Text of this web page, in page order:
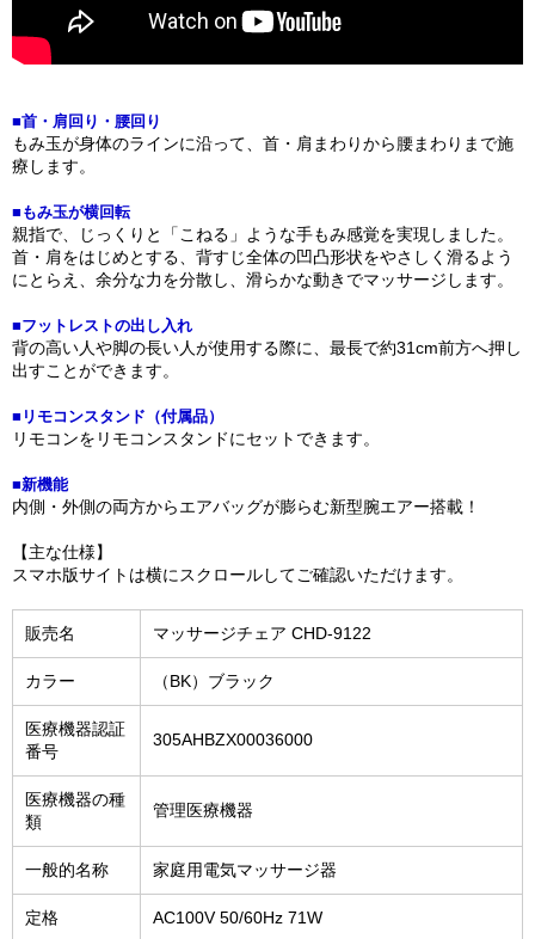
■首・肩回り・腰回り
もみ玉が身体のラインに沿って、首・肩まわりから腰まわりまで施
療します。
■もみ玉が横回転
親指で、じっくりと「こねる」ような手もみ感覚を実現しました。
首・肩をはじめとする、背すじ全体の凹凸形状をやさしく滑るよう
にとらえ、余分な力を分散し、滑らかな動きでマッサージします。
■フットレストの出し入れ
背の高い人や脚の長い人が使用する際に、最長で約31cm前方へ押し
出すことができます。
■リモコンスタンド（付属品）
リモコンをリモコンスタンドにセットできます。
■新機能
内側・外側の両方からエアバッグが膨らむ新型腕エアー搭載！
【主な仕様】
スマホ版サイトは横にスクロールしてご確認いただけます。
販売名 マッサージチェア CHD-9122
カラー （BK）ブラック
医療機器認証
番号
305AHBZX00036000
医療機器の種
類
管理医療機器
一般的名称 家庭用電気マッサージ器
定格 AC100V 50/60Hz 71W